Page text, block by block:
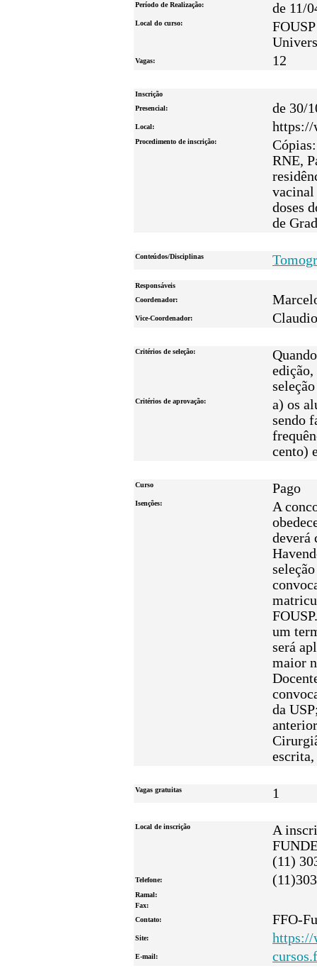
Período de Realização: de 11/
Local do curso:
Vagas: 12
Inscrição
Presencial:
de 30/
Local: https://
Procedimento de inscrição:
RNE,
vacinal
doses
de
Conteúdos/Disciplinas
Responsáveis
Coordenador:
Vice-Coordenador:
Critérios de seleção:
edição,
Critérios de aprovação:
a) os
sendo
cento)
Curso Pago
Isenções:
A
deverá
um
será
maior
da
Vagas gratuitas 1
Local de inscrição
A
(11)
Telefone:
Ramal:
Fax:
Contato:
FFO-
Site: https://
E-mail: